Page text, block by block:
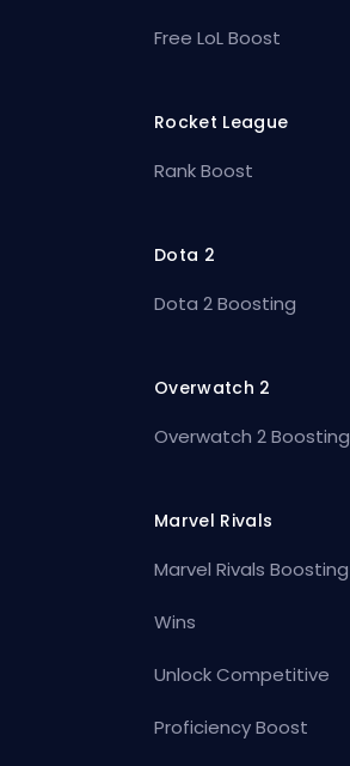
Free LoL Boost
Rocket League
Rank Boost
Dota 2
Dota 2 Boosting
Overwatch 2
Overwatch 2 Boosting
Marvel Rivals
Marvel Rivals Boosting
Wins
Unlock Competitive
Proficiency Boost